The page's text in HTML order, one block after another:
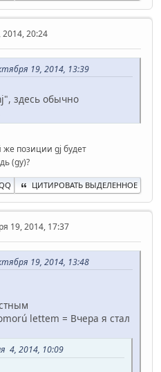
2014, 20:24
19, 2014, 13:39
здесь обычно
же позиции gj будет
(gy)?
ЦИТИРОВАТЬ ВЫДЕЛЕННОЕ
19, 2014, 17:37
19, 2014, 13:48
lettem = Вчера я стал
4, 2014, 10:09